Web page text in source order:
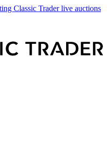
Classic Trader live auctions